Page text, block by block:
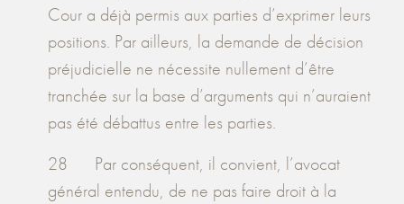
Cour a déjà permis aux parties d’exprimer leurs
positions. Par ailleurs, la demande de décision
préjudicielle ne nécessite nullement d’être
tranchée sur la base d’arguments qui n’auraient
pas été débattus entre les parties.
28 Par conséquent, il convient, l’avocat
général entendu, de ne pas faire droit à la